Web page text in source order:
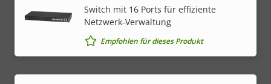
Switch mit 16 Ports für effiziente
Netzwerk-Verwaltung
Empfohlen für dieses Produkt